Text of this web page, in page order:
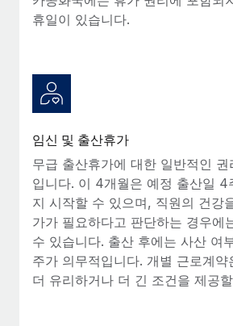
전 세계 IT 장비 제공 및 추적 관리
글로벌 인재 이동 및 전근
직원 해외 이전을 간편하게 처리
손쉬운 직원 복리후생 관리
EOR 및 PEO
세금
블로그 둘러보기
블로그
Remote 제품 관련 소식: Gusto 및
Remote Contractor
Remote의 사명은 모든 규모의 기업이 전 세
장 적합 사람을 찾아 채용 및 관리하고 급여
입니다. 이를 위해 최근 몇 주 동안 새로운...
휴일이 있습니다.
임신 및 출산휴가
무급 출산휴가에 대한 일반적인
입니다. 이 4개월은 예정 출산일 4
지 시작할 수 있으며, 직원의 건강
가가 필요하다고 판단하는 경우에
수 있습니다. 출산 후에는 사산 여
주가 의무적입니다. 개별 근로계
더 유리하거나 더 긴 조건을 제공